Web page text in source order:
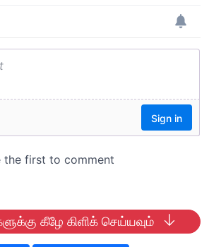
கீழே கிளிக் செய்யவும்